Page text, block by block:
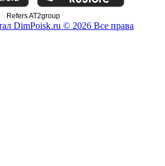
Refers AT2group
DimPoisk.ru © 2026 Все права